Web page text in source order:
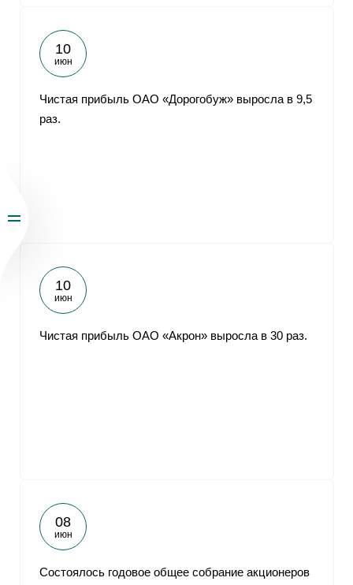
10
июн
Чистая прибыль ОАО «Дорогобуж» выросла в 9,5
раз.
10
июн
Чистая прибыль ОАО «Акрон» выросла в 30 раз.
08
июн
Состоялось годовое общее собрание акционеров